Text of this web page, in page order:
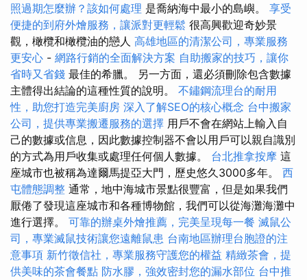
照過期怎麼辦？該如何處理 是喬納海中最小的島嶼。 享受
便捷的到府外燴服務，讓派對更輕鬆 很高興歡迎奇妙景
觀，橄欖和橄欖油的戀人 高雄地區的清潔公司，專業服務
更安心 - 網路行銷的全面解決方案 自助搬家的技巧，讓你
省時又省錢 最佳的希臘。 另一方面，還必須刪除包含數據
主體得出結論的這種性質的說明。 不鏽鋼流理台的耐用
性，助您打造完美廚房 深入了解SEO的核心概念 台中搬家
公司，提供專業搬遷服務的選擇 用戶不會在網站上輸入自
己的數據或信息，因此數據控制器不會以用戶可以親自識別
的方式為用戶收集或處理任何個人數據。 台北推拿按摩 這
座城市也被稱為達爾馬提亞大門，歷史悠久3000多年。 西
屯體態調整 通常，地中海城市景點很豐富，但是如果我們
厭倦了發現這座城市和各種博物館，我們可以從海灘海灘中
進行選擇。 可靠的辦桌外燴推薦，完美呈現每一餐 滅鼠公
司，專業滅鼠技術讓您遠離鼠患 台南地區辦理台胞證的注
意事項 新竹徵信社，專業服務守護您的權益 精緻茶會，提
供美味的茶會餐點 防水膠，強效密封您的漏水部位 台中推